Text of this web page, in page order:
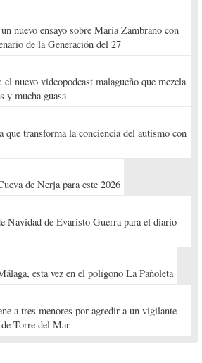
nuevo ensayo sobre María Zambrano con
de la Generación del 27
nuevo videopodcast malagueño que mezcla
y mucha guasa
transforma la conciencia del autismo con
de Nerja para este 2026
Navidad de Evaristo Guerra para el diario
esta vez en el polígono La Pañoleta
a tres menores por agredir a un vigilante
Torre del Mar